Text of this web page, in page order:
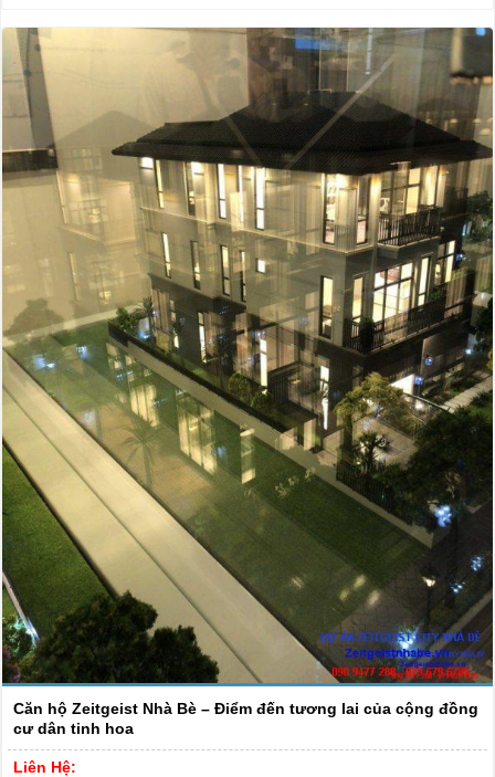
Căn hộ Zeitgeist Nhà Bè – Điểm đến tương lai của cộng đồng
cư dân tinh hoa
Liên Hệ: